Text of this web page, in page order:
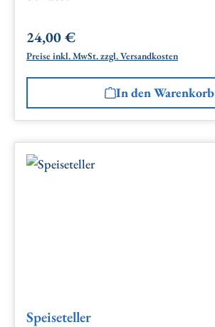
Regulärer Preis:
24,00 €
Preise inkl. MwSt. zzgl. Versandkosten
In den Warenkorb
Speiseteller